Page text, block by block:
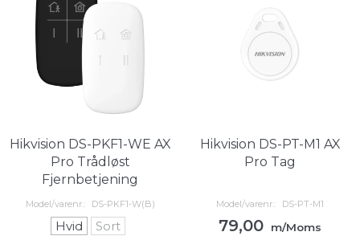
Hikvision DS-PKF1-WE AX
Pro Trådløst
Fjernbetjening
Model/varenr.: DS-PKF1-W(B)
Hvid Sort
Hikvision DS-PT-M1 AX
Pro Tag
Model/varenr.: DS-PT-M1
79,00
m/Moms